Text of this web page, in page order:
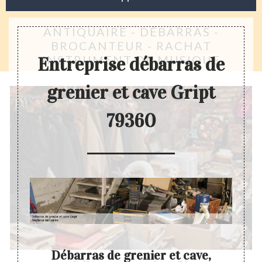
ANTIQUAIRE - DÉBARRAS -
BROCANTEUR - RACHAT
INSTRUMENT DE MUSIQUE
Entreprise débarras de
grenier et cave Gript
79360
Débarras de grenier et cave,